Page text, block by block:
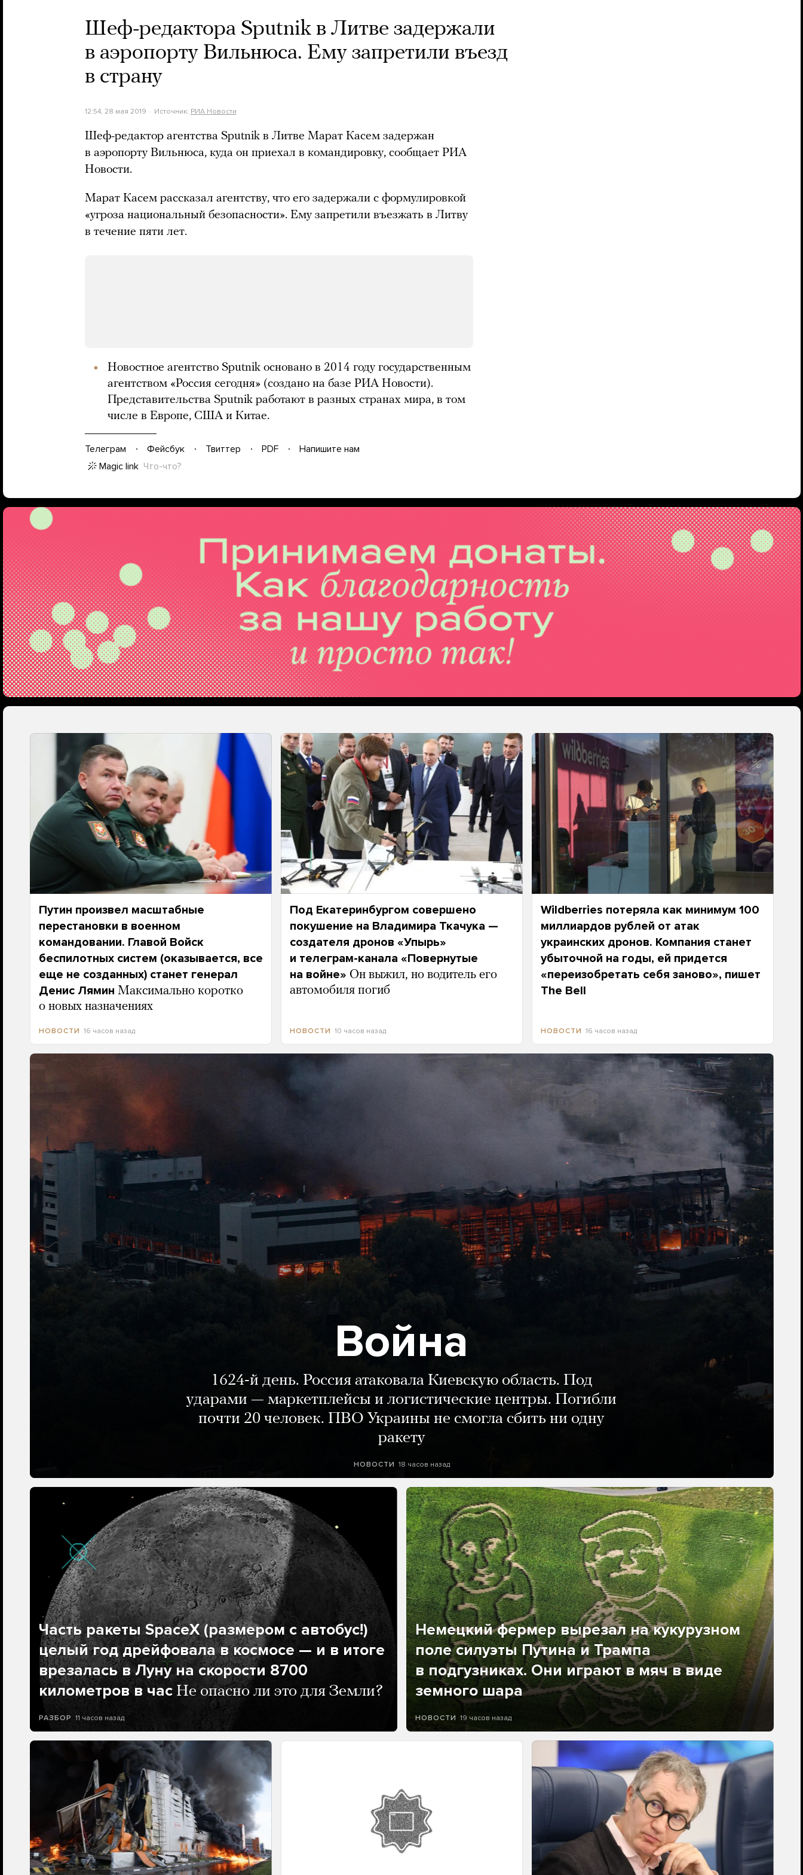
Шеф-редактора Sputnik в Литве задержали
в аэропорту Вильнюса. Ему запретили въезд
в страну
12:54, 28 мая 2019 Источник: РИА Новости
Шеф-редактор агентства Sputnik в Литве Марат Касем задержан
в аэропорту Вильнюса, куда он приехал в командировку, сообщает РИА
Новости.
Марат Касем рассказал агентству, что его задержали с формулировкой
«угроза национальный безопасности». Ему запретили въезжать в Литву
в течение пяти лет.
Новостное агентство Sputnik основано в 2014 году государственным
агентством «Россия сегодня» (создано на базе РИА Новости).
Представительства Sputnik работают в разных странах мира, в том
числе в Европе, США и Китае.
Телеграм Фейсбук Твиттер PDF
Напишите нам
Magic link Что-что?
Путин произвел масштабные
перестановки в военном
командовании. Главой Войск
беспилотных систем (оказывается, все
еще не созданных) станет генерал
Денис Лямин Максимально коротко
о новых назначениях
НОВОСТИ 16 часов назад
Под Екатеринбургом совершено
покушение на Владимира Ткачука —
создателя дронов «Упырь»
и телеграм-канала «Повернутые
на войне» Он выжил, но водитель его
автомобиля погиб
НОВОСТИ 10 часов назад
Wildberries потеряла как минимум 100
миллиардов рублей от атак
украинских дронов. Компания станет
убыточной на годы, ей придется
«переизобретать себя заново», пишет
The Bell
НОВОСТИ 16 часов назад
Война
1624-й день. Россия атаковала Киевскую область. Под
ударами — маркетплейсы и логистические центры. Погибли
почти 20 человек. ПВО Украины не смогла сбить ни одну
ракету
НОВОСТИ 18 часов назад
Часть ракеты SpaceX (размером с автобус!)
целый год дрейфовала в космосе — и в итоге
врезалась в Луну на скорости 8700
километров в час Не опасно ли это для Земли?
РАЗБОР 11 часов назад
Немецкий фермер вырезал на кукурузном
поле силуэты Путина и Трампа
в подгузниках. Они играют в мяч в виде
земного шара
НОВОСТИ 19 часов назад